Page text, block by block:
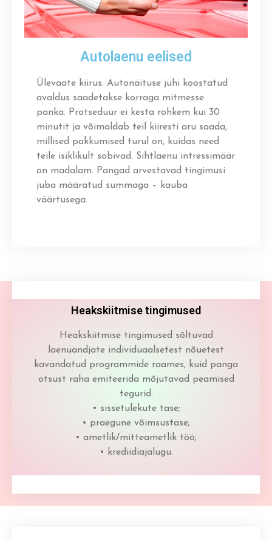
Autolaenu eelised
Ülevaate kiirus. Autonäituse juhi koostatud
avaldus saadetakse korraga mitmesse
panka. Protseduur ei kesta rohkem kui 30
minutit ja võimaldab teil kiiresti aru saada,
millised pakkumised turul on, kuidas need
teile isiklikult sobivad. Sihtlaenu intressimäär
on madalam. Pangad arvestavad tingimusi
juba määratud summaga – kauba
väärtusega.
Heakskiitmise tingimused
Heakskiitmise tingimused sõltuvad
laenuandjate individuaalsetest nõuetest
kavandatud programmide raames, kuid panga
otsust raha emiteerida mõjutavad peamised
tegurid:
• sissetulekute tase;
• praegune võimsustase;
• ametlik/mitteametlik töö;
• krediidiajalugu.